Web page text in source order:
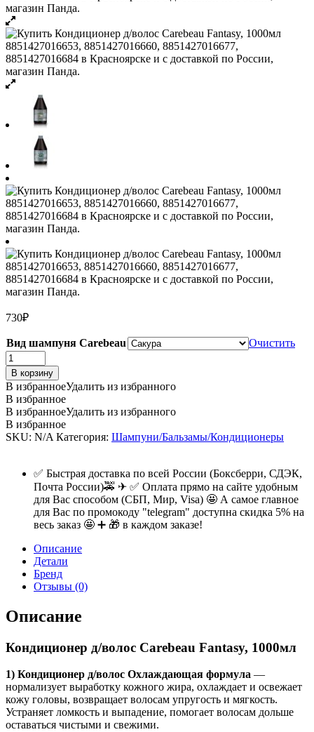
730₽
Вид шампуня Carebeau
Очистить
Кондиционер
д/
волос
Carebeau
Fantasy,
1000мл
quantity
В корзину
В избранноеУдалить из избранного
В избранное
В избранноеУдалить из избранного
В избранное
SKU: N/A Категория: Шампуни/Бальзамы/Кондиционеры
✅ Быстрая доставка по всей России (Боксберри, СДЭК,
Почта России)🚕 ✈ ✅ Оплата прямо на сайте удобным
для Вас способом (СБП, Мир, Visa) 🤩 А самое главное
для Вас по промокоду "telegram" доступна скидка 5% на
весь заказ 🤩 ➕ 🎁 в каждом заказе!
Описание
Детали
Бренд
Отзывы (0)
Описание
Кондиционер д/волос Carebeau Fantasy, 1000мл
1) Кондиционер д/волос Охлаждающая формула —
нормализует выработку кожного жира, охлаждает и освежает
кожу головы, возвращает волосам упругость и мягкость.
Устраняет ломкость и выпадение, помогает волосам дольше
оставаться чистыми и свежими.